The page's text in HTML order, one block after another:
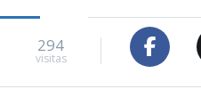
294
visitas